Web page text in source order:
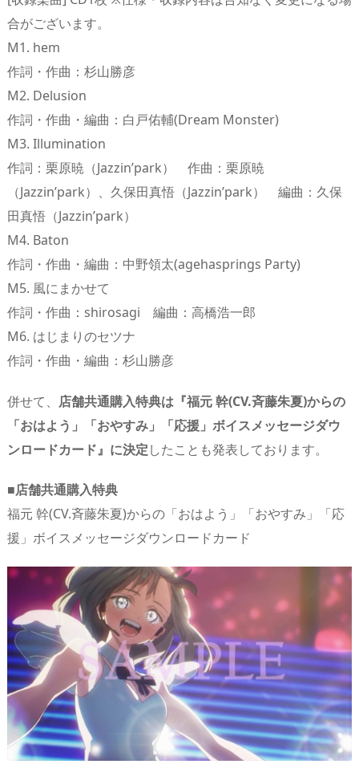
合がございます。
M1. hem
作詞・作曲：杉山勝彦
M2. Delusion
作詞・作曲・編曲：白戸佑輔(Dream Monster)
M3. Illumination
作詞：栗原暁（Jazzin’park） 作曲：栗原暁
（Jazzin’park）、久保田真悟（Jazzin’park） 編曲：久保
田真悟（Jazzin’park）
M4. Baton
作詞・作曲・編曲：中野領太(agehasprings Party)
M5. 風にまかせて
作詞・作曲：shirosagi 編曲：高橋浩一郎
M6. はじまりのセツナ
作詞・作曲・編曲：杉山勝彦
併せて、 店舗共通購入特典は『福元 幹(CV.斉藤朱夏)からの
「おはよう」「おやすみ」「応援」ボイスメッセージダウ
ンロードカード』に決定したことも発表しております。
■店舗共通購入特典
福元 幹(CV.斉藤朱夏)からの「おはよう」「おやすみ」「応
援」ボイスメッセージダウンロードカード